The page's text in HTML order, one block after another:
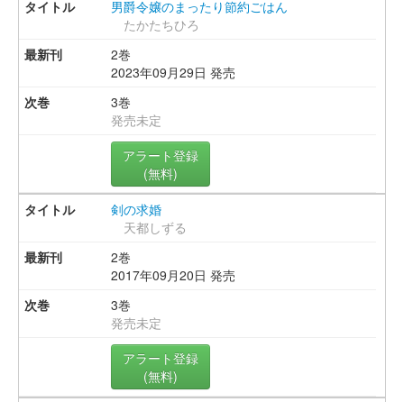
男爵令嬢のまったり節約ごはん
たかたちひろ
2巻
2023年09月29日 発売
3巻
発売未定
アラート登録
(無料)
剣の求婚
天都しずる
2巻
2017年09月20日 発売
3巻
発売未定
アラート登録
(無料)